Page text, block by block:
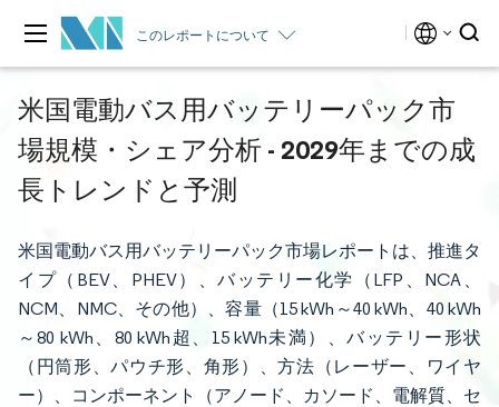
このレポートについて
米国電動バス用バッテリーパック市
場規模・シェア分析 - 2029年までの成
長トレンドと予測
米国電動バス用バッテリーパック市場レポートは、推進タ
イプ（BEV、PHEV）、バッテリー化学（LFP、NCA、
NCM、NMC、その他）、容量（15 kWh～40 kWh、40 kWh
～80 kWh、80 kWh超、15 kWh未満）、バッテリー形状
（円筒形、パウチ形、角形）、方法（レーザー、ワイヤ
ー）、コンポーネント（アノード、カソード、電解質、セ